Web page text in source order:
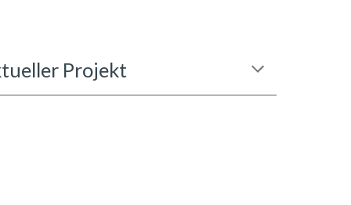
Projekt